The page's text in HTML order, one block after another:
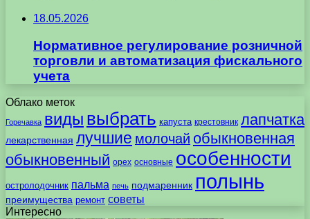
18.05.2026
Нормативное регулирование розничной
торговли и автоматизация фискального
учета
Облако меток
Горечавка виды выбрать капуста крестовник лапчатка
лекарственная лучшие молочай обыкновенная
обыкновенный орех основные особенности
остролодочник пальма печь подмаренник полынь
преимущества ремонт советы
Интересно